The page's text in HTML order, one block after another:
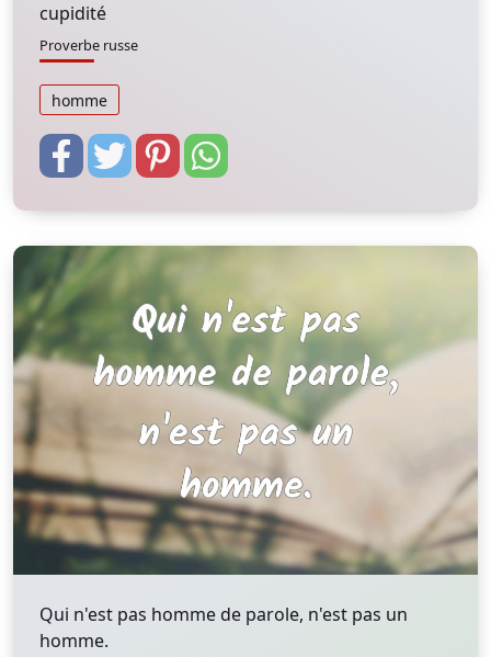
cupidité
Proverbe russe
homme
Qui n'est pas homme de parole, n'est pas un
homme.